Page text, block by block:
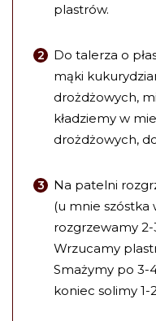
plastrów.
Do talerza o
mąki
drożdżowych,
kładziemy w
drożdżowych,
Na patelni
(u mnie szóstka
rozgrzewamy 2-
Wrzucamy
Smażymy po 3-
koniec solimy 1-